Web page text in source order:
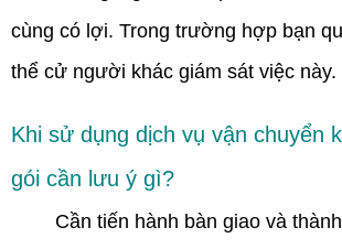
cùng có lợi. Trong trường hợp bạn
thể cử người khác giám sát việc này.
Khi sử dụng dịch vụ vận chuyển
gói cần lưu ý gì?
Cần tiến hành bàn giao và